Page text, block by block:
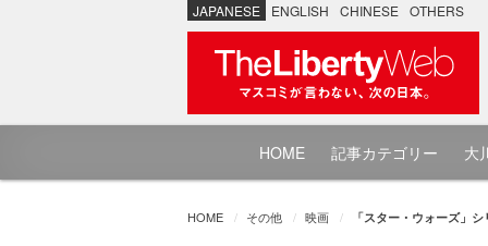
JAPANESE ENGLISH CHINESE OTHERS
HOME 記事カテゴリー 大
HOME その他 映画 「スター・ウォーズ」